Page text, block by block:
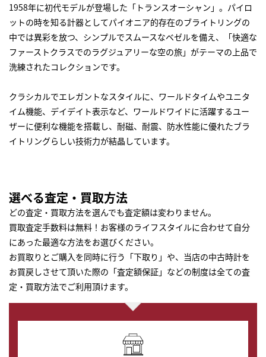
1958年に初代モデルが登場した「トランスオーシャン」。パイロ
ットの時を知る計器としてパイオニア的存在のブライトリングの
中では異彩を放つ、シンプルでスムースなベゼルを備え、「快適な
ファーストクラスでのラグジュアリーな空の旅」がテーマの上品で
洗練されたコレクションです。
クラシカルでエレガントなスタイルに、ワールドタイムやユニタ
イム機能、デイデイト表示など、ワールドワイドに活躍するユー
ザーに便利な機能を搭載し、耐磁、耐震、防水性能に優れたブラ
イトリングらしい技術力が結晶しています。
選べる査定・買取方法
どの査定・買取方法を選んでも査定額は変わりません。
買取査定手数料は無料！お客様のライフスタイルに合わせて自分
にあった最適な方法をお選びください。
お買取りとご購入を同時に行う「下取り」や、当店の中古時計を
お買戻しさせて頂いた際の「査定額保証」などの制度は全ての査
定・買取方法でご利用頂けます。